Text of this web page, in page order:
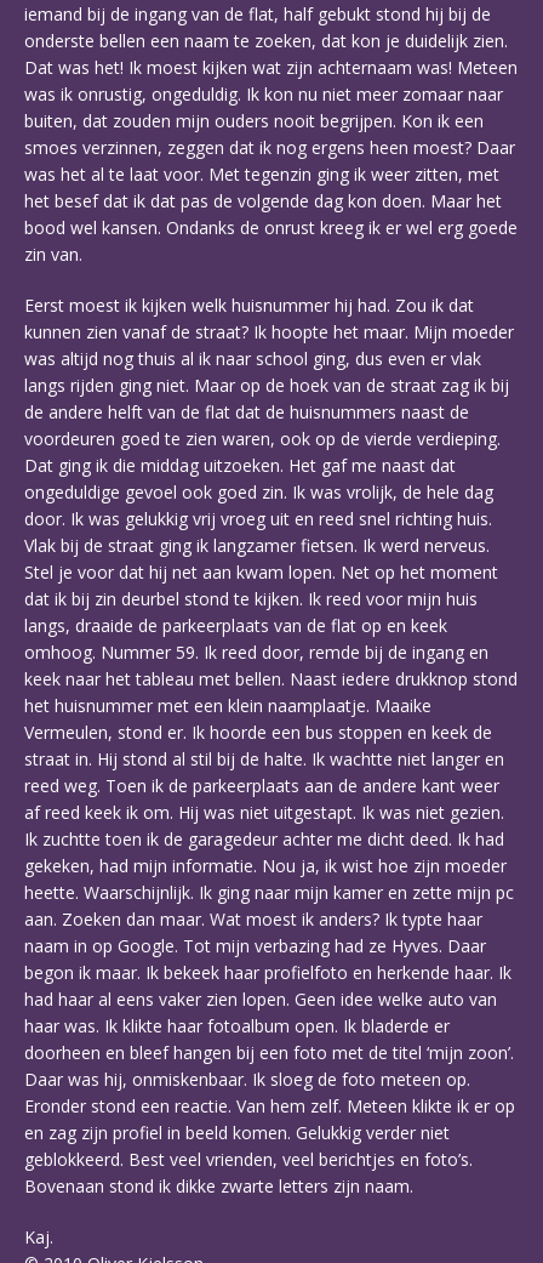
iemand bij de ingang van de flat, half gebukt stond hij bij de
onderste bellen een naam te zoeken, dat kon je duidelijk zien.
Dat was het! Ik moest kijken wat zijn achternaam was! Meteen
was ik onrustig, ongeduldig. Ik kon nu niet meer zomaar naar
buiten, dat zouden mijn ouders nooit begrijpen. Kon ik een
smoes verzinnen, zeggen dat ik nog ergens heen moest? Daar
was het al te laat voor. Met tegenzin ging ik weer zitten, met
het besef dat ik dat pas de volgende dag kon doen. Maar het
bood wel kansen. Ondanks de onrust kreeg ik er wel erg goede
zin van.
Eerst moest ik kijken welk huisnummer hij had. Zou ik dat
kunnen zien vanaf de straat? Ik hoopte het maar. Mijn moeder
was altijd nog thuis al ik naar school ging, dus even er vlak
langs rijden ging niet. Maar op de hoek van de straat zag ik bij
de andere helft van de flat dat de huisnummers naast de
voordeuren goed te zien waren, ook op de vierde verdieping.
Dat ging ik die middag uitzoeken. Het gaf me naast dat
ongeduldige gevoel ook goed zin. Ik was vrolijk, de hele dag
door. Ik was gelukkig vrij vroeg uit en reed snel richting huis.
Vlak bij de straat ging ik langzamer fietsen. Ik werd nerveus.
Stel je voor dat hij net aan kwam lopen. Net op het moment
dat ik bij zin deurbel stond te kijken. Ik reed voor mijn huis
langs, draaide de parkeerplaats van de flat op en keek
omhoog. Nummer 59. Ik reed door, remde bij de ingang en
keek naar het tableau met bellen. Naast iedere drukknop stond
het huisnummer met een klein naamplaatje. Maaike
Vermeulen, stond er. Ik hoorde een bus stoppen en keek de
straat in. Hij stond al stil bij de halte. Ik wachtte niet langer en
reed weg. Toen ik de parkeerplaats aan de andere kant weer
af reed keek ik om. Hij was niet uitgestapt. Ik was niet gezien.
Ik zuchtte toen ik de garagedeur achter me dicht deed. Ik had
gekeken, had mijn informatie. Nou ja, ik wist hoe zijn moeder
heette. Waarschijnlijk. Ik ging naar mijn kamer en zette mijn pc
aan. Zoeken dan maar. Wat moest ik anders? Ik typte haar
naam in op Google. Tot mijn verbazing had ze Hyves. Daar
begon ik maar. Ik bekeek haar profielfoto en herkende haar. Ik
had haar al eens vaker zien lopen. Geen idee welke auto van
haar was. Ik klikte haar fotoalbum open. Ik bladerde er
doorheen en bleef hangen bij een foto met de titel ‘mijn zoon’.
Daar was hij, onmiskenbaar. Ik sloeg de foto meteen op.
Eronder stond een reactie. Van hem zelf. Meteen klikte ik er op
en zag zijn profiel in beeld komen. Gelukkig verder niet
geblokkeerd. Best veel vrienden, veel berichtjes en foto’s.
Bovenaan stond ik dikke zwarte letters zijn naam.
Kaj.